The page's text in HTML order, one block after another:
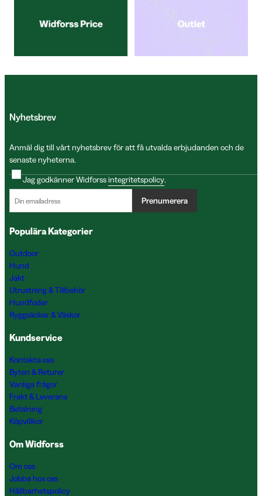
Nyhetsbrev
Anmäl dig till vårt nyhetsbrev för att få utvalda erbjudanden och de
senaste nyheterna.
Jag godkänner Widforssintegritetspolicy.
Prenumerera
Populära Kategorier
Outdoor
Hund
Jakt
Utrustning & Tillbehör
Hundfoder
Ryggsäckar & Väskor
Kundservice
Kontakta oss
Byten & Returer
Vanliga frågor
Frakt & Leverans
Betalning
Köpvillkor
Om Widforss
Om oss
Jobba hos oss
Hållbarhetspolicy